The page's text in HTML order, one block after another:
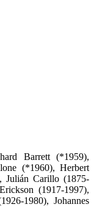
Barrett (*1959),
(*1960), Herbert
Julián Carillo (1875-
(1917-1997),
1980), Johannes